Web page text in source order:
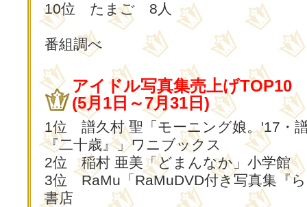
10位 たまご 8人
番組調べ
アイドル写真集売上げTOP10
(5月1日～7月31日)
1位 譜久村 聖「モーニング娘。'17・
『二十歳』」ワニブックス
2位 稲村 亜美「どまんなか」小学館
3位 RaMu「RaMuDVD付き写真集『
書店